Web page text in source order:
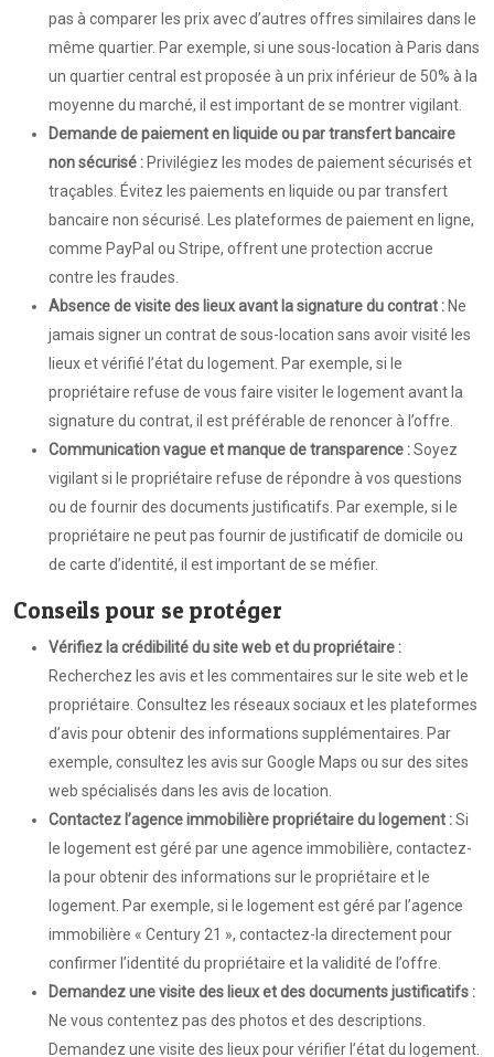
pas à comparer les prix avec d’autres offres similaires dans le
même quartier. Par exemple, si une sous-location à Paris dans
un quartier central est proposée à un prix inférieur de 50% à la
moyenne du marché, il est important de se montrer vigilant.
Demande de paiement en liquide ou par transfert bancaire
non sécurisé : Privilégiez les modes de paiement sécurisés et
traçables. Évitez les paiements en liquide ou par transfert
bancaire non sécurisé. Les plateformes de paiement en ligne,
comme PayPal ou Stripe, offrent une protection accrue
contre les fraudes.
Absence de visite des lieux avant la signature du contrat : Ne
jamais signer un contrat de sous-location sans avoir visité les
lieux et vérifié l’état du logement. Par exemple, si le
propriétaire refuse de vous faire visiter le logement avant la
signature du contrat, il est préférable de renoncer à l’offre.
Communication vague et manque de transparence :Soyez
vigilant si le propriétaire refuse de répondre à vos questions
ou de fournir des documents justificatifs. Par exemple, si le
propriétaire ne peut pas fournir de justificatif de domicile ou
de carte d’identité, il est important de se méfier.
Conseils pour se protéger
Vérifiez la crédibilité du site web et du propriétaire :
Recherchez les avis et les commentaires sur le site web et le
propriétaire. Consultez les réseaux sociaux et les plateformes
d’avis pour obtenir des informations supplémentaires. Par
exemple, consultez les avis sur Google Maps ou sur des sites
web spécialisés dans les avis de location.
Contactez l’agence immobilière propriétaire du logement :Si
le logement est géré par une agence immobilière, contactez-
la pour obtenir des informations sur le propriétaire et le
logement. Par exemple, si le logement est géré par l’agence
immobilière « Century 21 », contactez-la directement pour
confirmer l’identité du propriétaire et la validité de l’offre.
Demandez une visite des lieux et des documents justificatifs :
Ne vous contentez pas des photos et des descriptions.
Demandez une visite des lieux pour vérifier l’état du logement.